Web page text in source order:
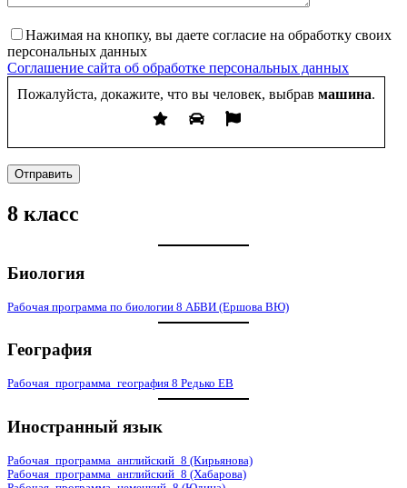
Нажимая на кнопку, вы даете согласие на обработку своих
персональных данных
Соглашение сайта об обработке персональных данных
Пожалуйста, докажите, что вы человек, выбрав машина.
Отправить
8 класс
Биология
Рабочая программа по биологии 8 АБВИ (Ершова ВЮ)
География
Рабочая_программа_география 8 Редько ЕВ
Иностранный язык
Рабочая_программа_английский_8 (Кирьянова)
Рабочая_программа_английский_8 (Хабарова)